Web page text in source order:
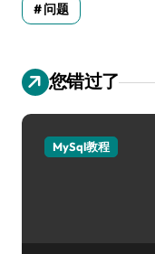
问题
您错过了
MySql教程